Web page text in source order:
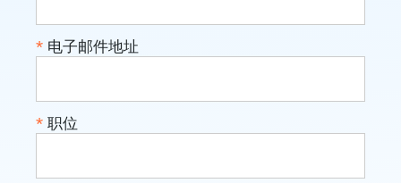
* 电子邮件地址
* 职位